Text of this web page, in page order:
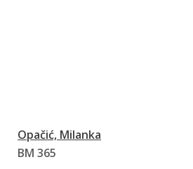
Opačić, Milanka
BM 365